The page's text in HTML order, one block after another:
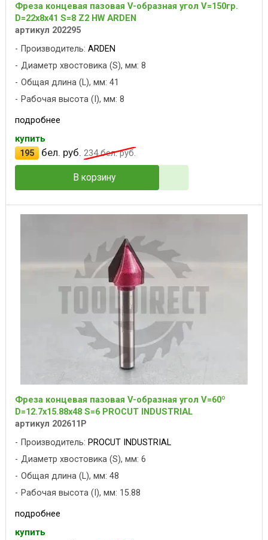
Фреза концевая пазовая V-образная угол V=150гр.
D=22х8x41 S=8 Z2 HW ARDEN
артикул 202295
Производитель: ARDEN
Диаметр хвостовика (S), мм: 8
Общая длина (L), мм: 41
Рабочая высота (I), мм: 8
подробнее
купить
195
бел. руб. 234бел. руб.
В корзину
Фреза концевая пазовая V-образная угол V=60º
D=12.7х15.88x48 S=6 PROCUT INDUSTRIAL
артикул 202611P
Производитель: PROCUT INDUSTRIAL
Диаметр хвостовика (S), мм: 6
Общая длина (L), мм: 48
Рабочая высота (I), мм: 15.88
подробнее
купить